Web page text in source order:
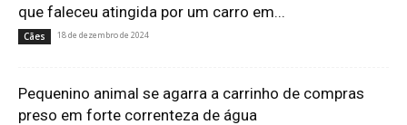
que faleceu atingida por um carro em...
Cães 18 de dezembro de 2024
Pequenino animal se agarra a carrinho de compras
preso em forte correnteza de água